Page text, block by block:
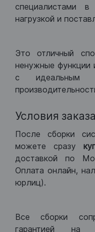
специалистами в
нагрузкой и
Это отличный
ненужные функции
с идеальным
Условия
После сборки
можете сразу
доставкой по
Оплата онлайн,
юрлиц).
Все сборки
гарантией на